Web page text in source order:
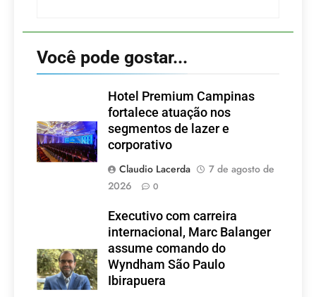
Você pode gostar...
Hotel Premium Campinas
fortalece atuação nos
segmentos de lazer e
corporativo
Claudio Lacerda
7 de agosto de
2026
0
Executivo com carreira
internacional, Marc Balanger
assume comando do
Wyndham São Paulo
Ibirapuera